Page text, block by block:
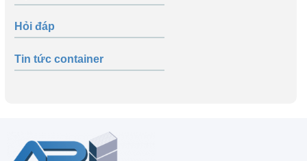
Hỏi đáp
Tin tức container